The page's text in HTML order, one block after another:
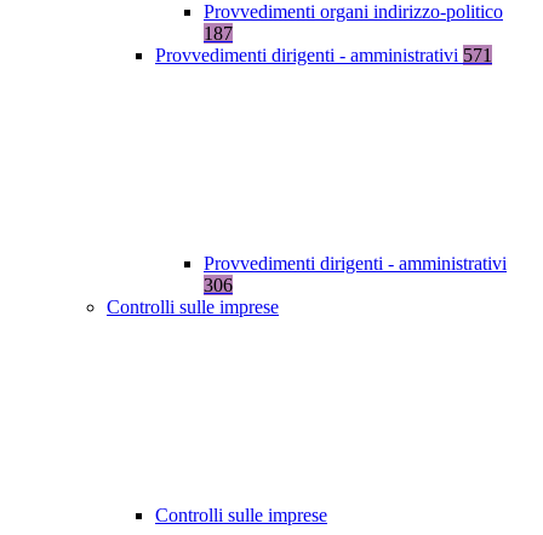
Provvedimenti organi indirizzo-politico
187
Provvedimenti dirigenti - amministrativi 571
Provvedimenti dirigenti - amministrativi
306
Controlli sulle imprese
Controlli sulle imprese